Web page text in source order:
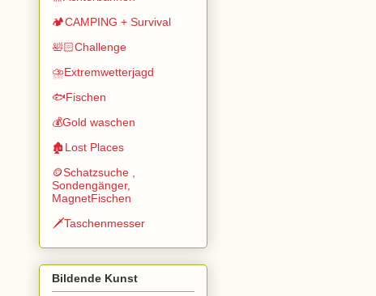
🏕️CAMPING + Survival
🛀🏻Challenge
⛈️Extremwetterjagd
🐟Fischen
💰Gold waschen
🏚️Lost Places
🪙Schatzsuche ,
Sondengänger,
MagnetFischen
🗡️Taschenmesser
Bildende Kunst